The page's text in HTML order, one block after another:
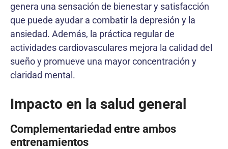
genera una sensación de bienestar y satisfacción
que puede ayudar a combatir la depresión y la
ansiedad. Además, la práctica regular de
actividades cardiovasculares mejora la calidad del
sueño y promueve una mayor concentración y
claridad mental.
Impacto en la salud general
Complementariedad entre ambos
entrenamientos